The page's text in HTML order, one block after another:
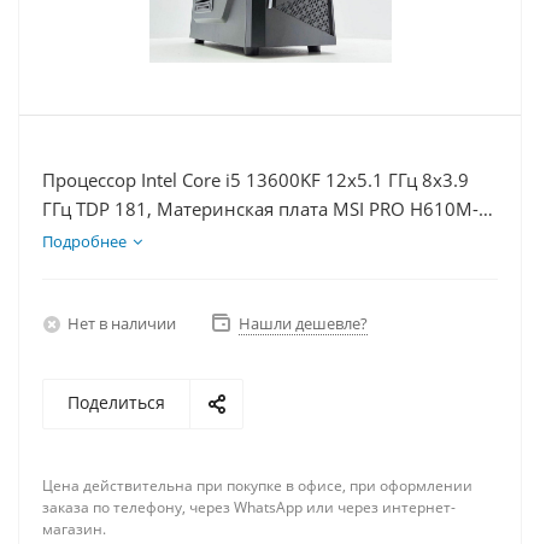
Процессор Intel Core i5 13600KF 12x5.1 ГГц 8x3.9
ГГц TDP 181, Материнская плата MSI PRO H610M-E,
Видеокарта RTX 4080 16Гб, Память DDR4 64Gb,
Подробнее
Нет в наличии Нашли дешевле?
Поделиться
Цена действительна при покупке в офисе, при оформлении
заказа по телефону, через WhatsApp или через интернет-
магазин.